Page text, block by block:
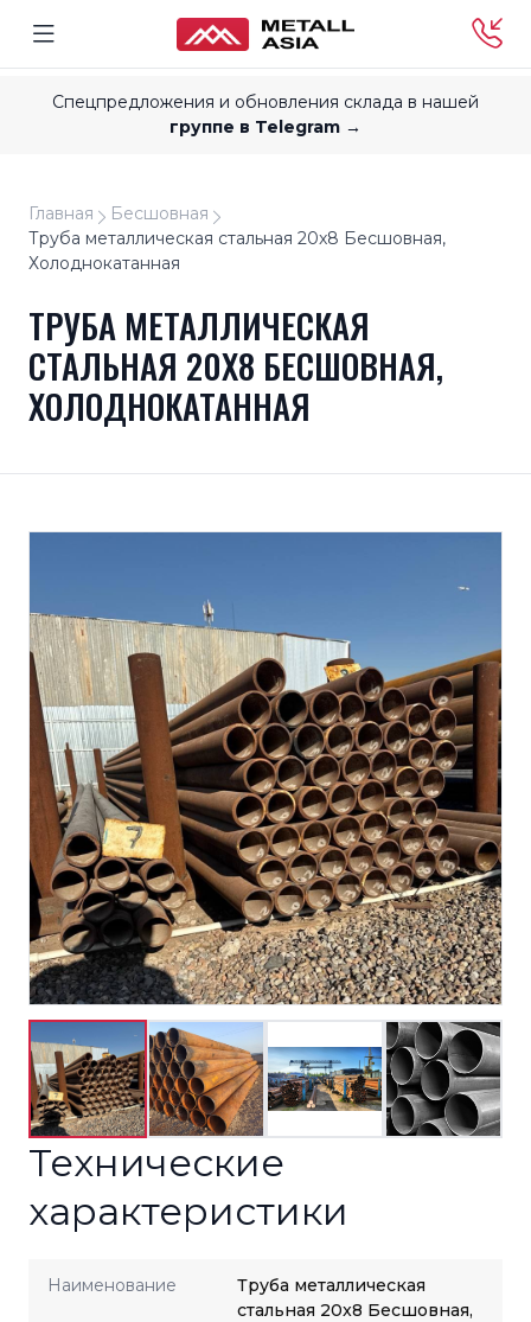
Спецпредложения и обновления склада в нашей
группе в Telegram →
Главная
Бесшовная
Труба металлическая стальная 20x8 Бесшовная,
Холоднокатанная
ТРУБА МЕТАЛЛИЧЕСКАЯ
СТАЛЬНАЯ 20X8 БЕСШОВНАЯ,
ХОЛОДНОКАТАННАЯ
Технические
характеристики
Наименование
Труба металлическая
стальная 20x8 Бесшовная,